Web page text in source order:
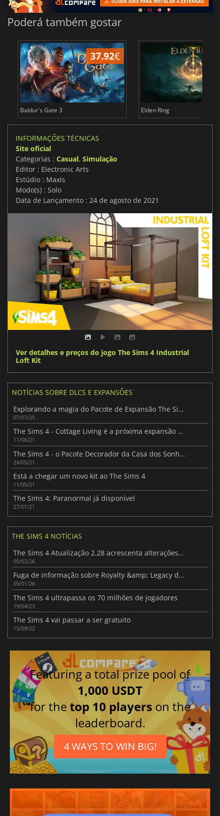
Poderá também gostar
37.92€
Baldur's Gate 3 Elden Ring
INFORMAÇÕES TÉCNICAS
Site oficial
Categorias : Casual, Simulação
Editor : Electronic Arts
Estúdio : Maxis
Modo(s) : Solo
Data de Lançamento : 24 de agosto de 2021
Ver detalhes e preços do jogo The Sims 4 Industrial
Loft Kit
NOTÍCIAS SOBRE DLCS E EXPANSÕES
Explorando a magia do Pacote de Expansão The Sims 4 Encantados pela Natureza
07/07/25
The Sims 4 - Cottage Living é a próxima expansão para o jogo
11/06/21
The Sims 4 - o Pacote Decorador da Casa dos Sonhos está a chegar
24/05/21
Está a chegar um novo kit ao The Sims 4
11/05/21
The Sims 4: Paranormal já disponível
27/01/21
THE SIMS 4 NOTÍCIAS
The Sims 4 Atualização 2.28 acrescenta alterações que os jogadores vão gostar
05/02/26
Fuga de informação sobre Royalty &amp; Legacy dá a entender um novo e grandioso capítulo para The Sims 4
05/01/26
The Sims 4 ultrapassa os 70 milhões de jogadores
19/04/23
The Sims 4 vai passar a ser gratuito
15/09/22
Featuring a total prize pool of
1,000 USDT
for thetop 10 players on the
leaderboard.
4 WAYS TO WIN BIG!